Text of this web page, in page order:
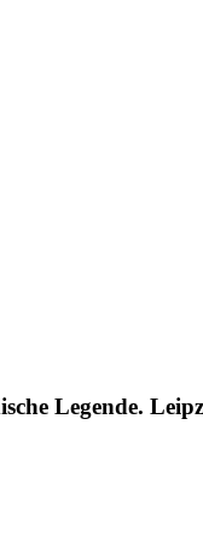
Legende.